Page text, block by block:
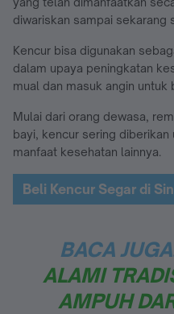
diwariskan sampai sekarang
Kencur bisa digunakan
dalam upaya peningkatan
mual dan masuk angin untuk
Mulai dari orang dewasa,
bayi, kencur sering
manfaat kesehatan lainnya.
Beli Kencur Segar di
BACA
ALAMI
AMPUH